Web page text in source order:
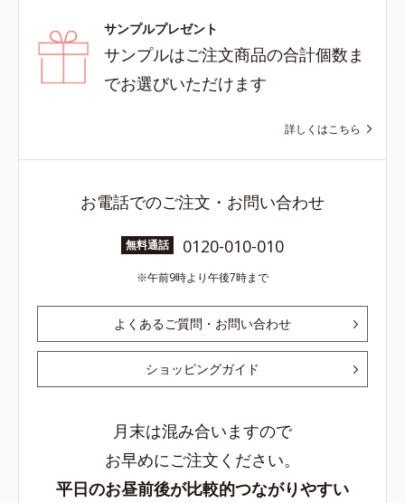
サンプルプレゼント
サンプルはご注文商品の合計個数ま
でお選びいただけます
詳しくはこちら
お電話でのご注文・お問い合わせ
無料通話 0120-010-010
午前9時より午後7時まで
よくあるご質問・お問い合わせ
ショッピングガイド
月末は混み合いますので
お早めにご注文ください。
平日のお昼前後が比較的つながりやすい